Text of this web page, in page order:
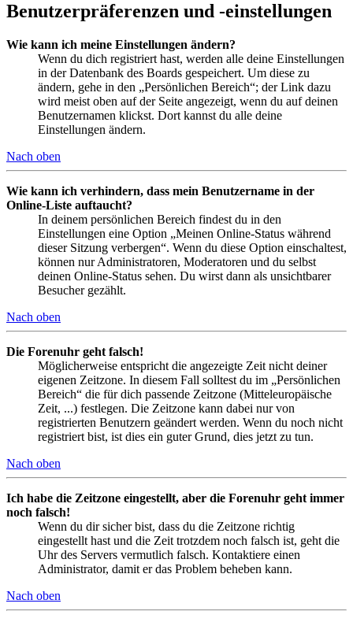
Benutzerpräferenzen und -einstellungen
Wie kann ich meine Einstellungen ändern?
Wenn du dich registriert hast, werden alle deine Einstellungen
in der Datenbank des Boards gespeichert. Um diese zu
ändern, gehe in den „Persönlichen Bereich“; der Link dazu
wird meist oben auf der Seite angezeigt, wenn du auf deinen
Benutzernamen klickst. Dort kannst du alle deine
Einstellungen ändern.
Nach oben
Wie kann ich verhindern, dass mein Benutzername in der
Online-Liste auftaucht?
In deinem persönlichen Bereich findest du in den
Einstellungen eine Option „Meinen Online-Status während
dieser Sitzung verbergen“. Wenn du diese Option einschaltest,
können nur Administratoren, Moderatoren und du selbst
deinen Online-Status sehen. Du wirst dann als unsichtbarer
Besucher gezählt.
Nach oben
Die Forenuhr geht falsch!
Möglicherweise entspricht die angezeigte Zeit nicht deiner
eigenen Zeitzone. In diesem Fall solltest du im „Persönlichen
Bereich“ die für dich passende Zeitzone (Mitteleuropäische
Zeit, ...) festlegen. Die Zeitzone kann dabei nur von
registrierten Benutzern geändert werden. Wenn du noch nicht
registriert bist, ist dies ein guter Grund, dies jetzt zu tun.
Nach oben
Ich habe die Zeitzone eingestellt, aber die Forenuhr geht immer
noch falsch!
Wenn du dir sicher bist, dass du die Zeitzone richtig
eingestellt hast und die Zeit trotzdem noch falsch ist, geht die
Uhr des Servers vermutlich falsch. Kontaktiere einen
Administrator, damit er das Problem beheben kann.
Nach oben